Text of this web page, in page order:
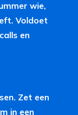
wie,
Voldoet
en
Zet een
in een